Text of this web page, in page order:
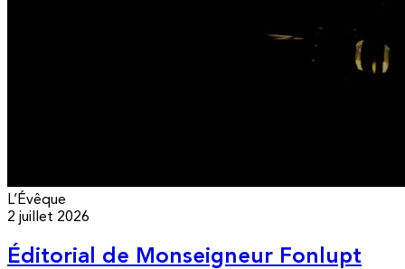
L’Évêque
2 juillet 2026
Éditorial de Monseigneur Fonlupt